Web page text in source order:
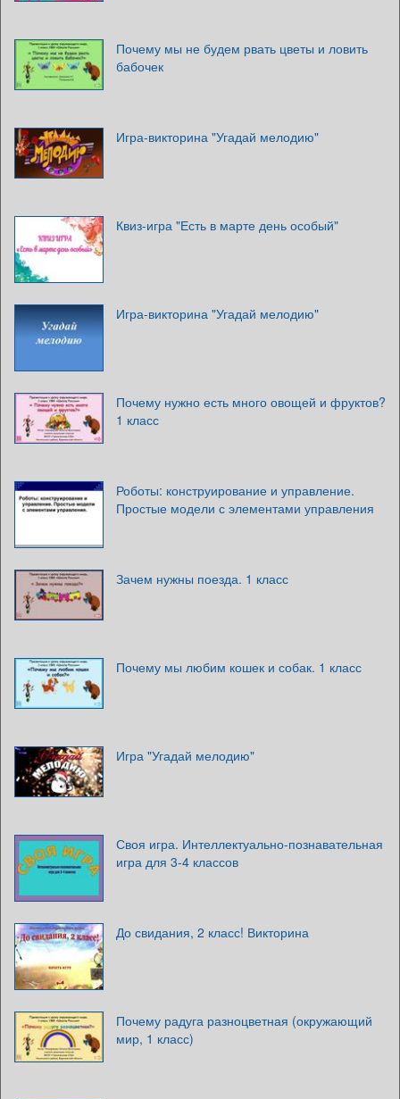
Почему мы не будем рвать цветы и ловить
бабочек
Игра-викторина "Угадай мелодию"
Квиз-игра "Есть в марте день особый"
Игра-викторина "Угадай мелодию"
Почему нужно есть много овощей и фруктов?
1 класс
Роботы: конструирование и управление.
Простые модели с элементами управления
Зачем нужны поезда. 1 класс
Почему мы любим кошек и собак. 1 класс
Игра "Угадай мелодию"
Своя игра. Интеллектуально-познавательная
игра для 3-4 классов
До свидания, 2 класс! Викторина
Почему радуга разноцветная (окружающий
мир, 1 класс)